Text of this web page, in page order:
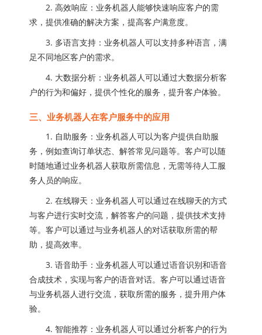
2. 高效响应：业务机器人能够快速响应客户的需
求，提供准确的解决方案，提高客户满意度。
3. 多语言支持：业务机器人可以支持多种语言，满
足不同地区客户的需求。
4. 大数据分析：业务机器人可以通过大数据分析客
户的行为和偏好，提供个性化的服务，提升客户体验。
三、业务机器人在客户服务中的应用
1. 自助服务：业务机器人可以为客户提供自助服
务，例如查询订单状态、解答常见问题等。客户可以随
时随地通过业务机器人获取所需信息，无需等待人工服
务人员的响应。
2. 在线聊天：业务机器人可以通过在线聊天的方式
与客户进行实时交流，解答客户的问题，提供技术支持
等。客户可以通过与业务机器人的对话获取所需的帮
助，提高效率。
3. 语音助手：业务机器人可以通过语音识别和语音
合成技术，实现与客户的语音对话。客户可以通过语音
与业务机器人进行交流，获取所需的服务，提升用户体
验。
4. 智能推荐：业务机器人可以通过分析客户的行为